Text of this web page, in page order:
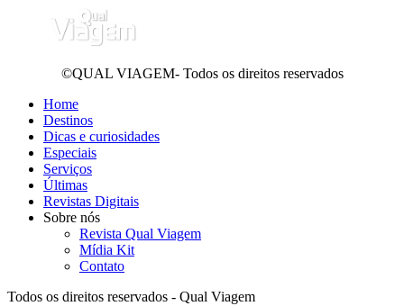
©QUAL VIAGEM- Todos os direitos reservados
Home
Destinos
Dicas e curiosidades
Especiais
Serviços
Últimas
Revistas Digitais
Sobre nós
Revista Qual Viagem
Mídia Kit
Contato
Todos os direitos reservados - Qual Viagem